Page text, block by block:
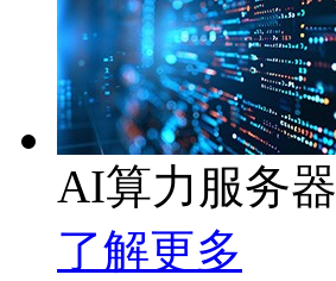
AI算力服务器
了解更多